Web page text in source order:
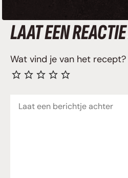
LAAT EEN
Wat vind je van het recept?
Reactie